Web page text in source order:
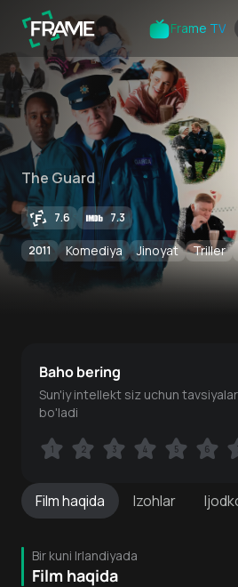
Frame TV
The Guard
7.6 7.3
2011 Komediya Jinoyat Triller
Filmhaqida Izohlar
Bir kuni Irlandiyada
Film haqida
Baho bering
Sun'iy intellekt siz uchun
bo'ladi
1 2 3 4 5 6
1 2 3 4 5 6